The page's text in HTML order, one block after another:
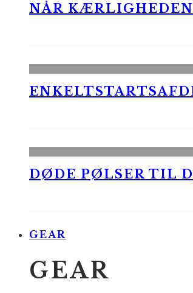
NÅR
DØDE PØLSER TIL
GEAR
GEAR